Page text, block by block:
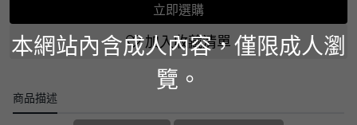
立即選購
加入收藏清單
商品描述
本網站內含成人內容，僅限成人瀏
覽。